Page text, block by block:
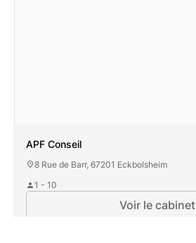
APF Conseil
8 Rue de Barr, 67201 Eckbolsheim
1 - 10
Voir le cabinet